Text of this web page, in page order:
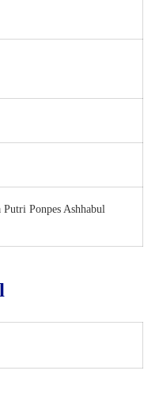
Ponpes Ashhabul